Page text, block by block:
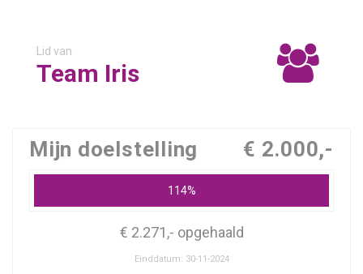
Lid van
Team Iris
Mijn doelstelling € 2.000,-
114%
€ 2.271,- opgehaald
Einddatum: 30-11-2024